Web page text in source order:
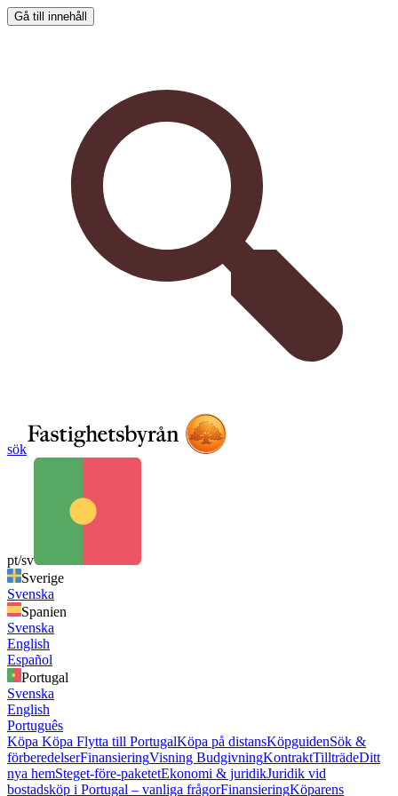
Gå till innehåll
sök
pt/sv
Sverige
Svenska
Spanien
Svenska
English
Español
Portugal
Svenska
English
Português
Köpa Köpa Flytta till PortugalKöpa på distansKöpguidenSök &
förberedelserFinansieringVisning BudgivningKontraktTillträdeDitt
nya hemSteget-före-paketetEkonomi & juridikJuridik vid
bostadsköp i Portugal – vanliga frågorFinansieringKöparens